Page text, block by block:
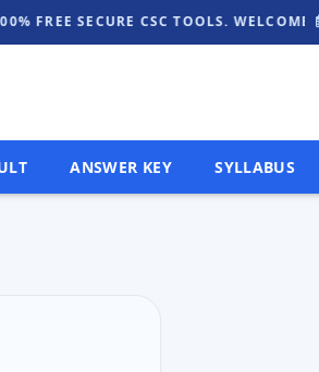
CSC TOOLS. WELCOME TO
ANSWER KEY SYLLABUS